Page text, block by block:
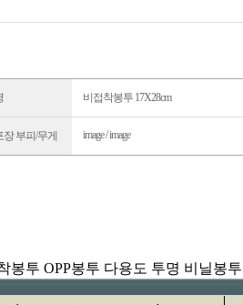
비접착봉투 17X28cm
부피/무게 image / image
봉투 OPP봉투 다용도 투명 비닐봉투